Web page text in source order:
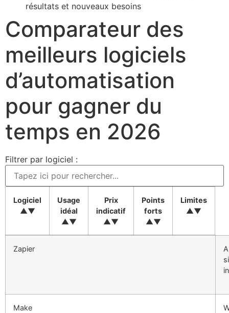
résultats et nouveaux besoins
Comparateur des
meilleurs logiciels
d’automatisation
pour gagner du
temps en 2026
Filtrer par logiciel :
Logiciel
▲▼
Usage
idéal
▲▼
Prix
indicatif
▲▼
Points
forts
▲▼
Limites
▲▼
Zapier
Make